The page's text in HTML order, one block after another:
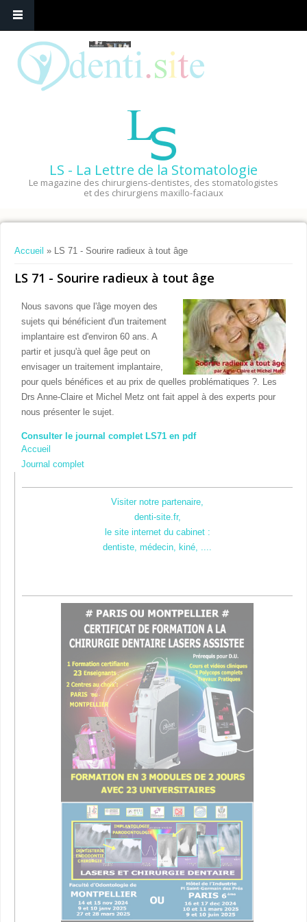
LS - La Lettre de la Stomatologie
Le magazine des chirurgiens-dentistes, des stomatologistes
et des chirurgiens maxillo-faciaux
Vous êtes ici
Accueil » LS 71 - Sourire radieux à tout âge
LS 71 - Sourire radieux à tout âge
Nous savons que l'âge moyen des
sujets qui bénéficient d'un traitement
implantaire est d'environ 60 ans. A
partir et jusqu'à quel âge peut on
envisager un traitement implantaire,
pour quels bénéfices et au prix de quelles problématiques ?. Les
Drs Anne-Claire et Michel Metz ont fait appel à des experts pour
nous présenter le sujet.
Consulter le journal complet LS71 en pdf
Accueil
Journal complet
Visiter notre partenaire,
denti-site.fr,
le site internet du cabinet :
dentiste, médecin, kiné, ....